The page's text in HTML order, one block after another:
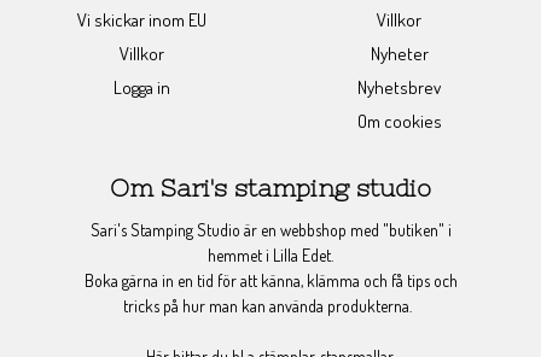
Vi skickar inom EU
Villkor
Logga in
Villkor
Nyheter
Nyhetsbrev
Om cookies
Om Sari's stamping studio
Sari's Stamping Studio är en webbshop med "butiken" i
hemmet i Lilla Edet.
Boka gärna in en tid för att känna, klämma och få tips och
tricks på hur man kan använda produkterna.